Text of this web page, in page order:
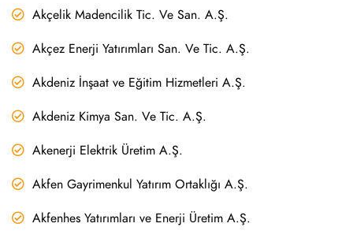
Akçelik Madencilik Tic. Ve San. A.Ş.
Akçez Enerji Yatırımları San. Ve Tic. A.Ş.
Akdeniz İnşaat ve Eğitim Hizmetleri A.Ş.
Akdeniz Kimya San. Ve Tic. A.Ş.
Akenerji Elektrik Üretim A.Ş.
Akfen Gayrimenkul Yatırım Ortaklığı A.Ş.
Akfenhes Yatırımları ve Enerji Üretim A.Ş.